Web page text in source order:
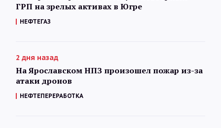
ГРП на зрелых активах в Югре
НЕФТЕГАЗ
2 дня назад
На Ярославском НПЗ произошел пожар из-за
атаки дронов
НЕФТЕПЕРЕРАБОТКА